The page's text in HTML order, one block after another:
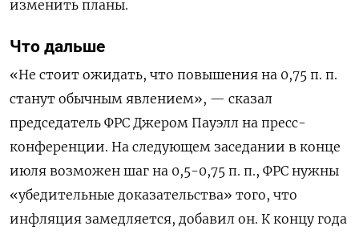
изменить планы.
Что дальше
«Не стоит ожидать, что повышения на 0,75 п. п.
станут обычным явлением», — сказал
председатель ФРС Джером Пауэлл на пресс-
конференции. На следующем заседании в конце
июля возможен шаг на 0,5-0,75 п. п., ФРС нужны
«убедительные доказательства» того, что
инфляция замедляется, добавил он. К концу года